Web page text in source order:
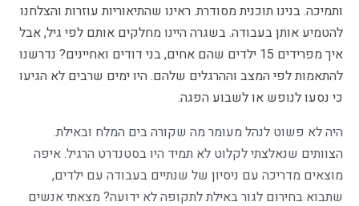
ותמיכה. בנינו תוכנית מסודרת. ראינו שהתיאוריות עוזרות והצלחנו
להטמיע אותן בעבודה. בשגרה היינו מחלקים אותם לפי גיל, אבל
איך מפרידים 15 ילדים שהם אחים, בני דודים ואחיינים? נדרשנו
להתאמות לפי המצב וההרגלים שלהם. היו ימים שרבים לא הגיעו
כי נסעו לנופש או לשבוע הפגה.
היה לא פשוט לנהל מעומר מה שקורה בים המלח ובאילת.
הצוותים שנאלצתי לקלוט לא תמיד היו בסטנדרט הרגיל. איפה
מוצאים מדריכה עם ניסיון של שנתיים בעבודה עם ילדים,
שתבוא בחירום לגור באילת לתקופה לא ידועה? מצאתי אנשים